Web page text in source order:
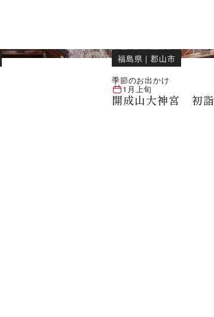
福島県 ｜郡山市
季節のお出かけ
1月上旬
開成山大神宮 初詣